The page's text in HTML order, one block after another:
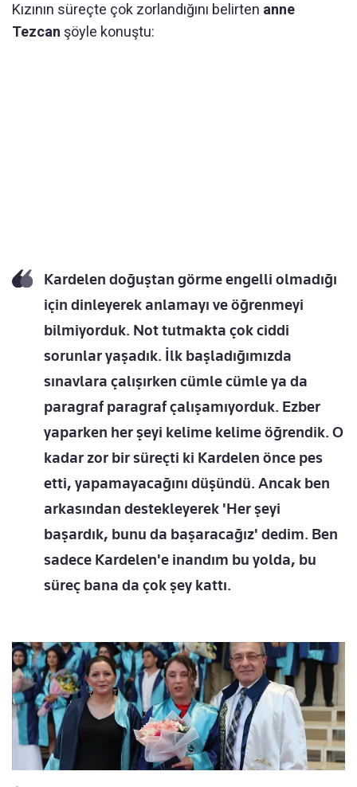
Kızının süreçte çok zorlandığını belirten anne
Tezcan şöyle konuştu:
Kardelen doğuştan görme engelli olmadığı
için dinleyerek anlamayı ve öğrenmeyi
bilmiyorduk. Not tutmakta çok ciddi
sorunlar yaşadık. İlk başladığımızda
sınavlara çalışırken cümle cümle ya da
paragraf paragraf çalışamıyorduk. Ezber
yaparken her şeyi kelime kelime öğrendik. O
kadar zor bir süreçti ki Kardelen önce pes
etti, yapamayacağını düşündü. Ancak ben
arkasından destekleyerek 'Her şeyi
başardık, bunu da başaracağız' dedim. Ben
sadece Kardelen'e inandım bu yolda, bu
süreç bana da çok şey kattı.